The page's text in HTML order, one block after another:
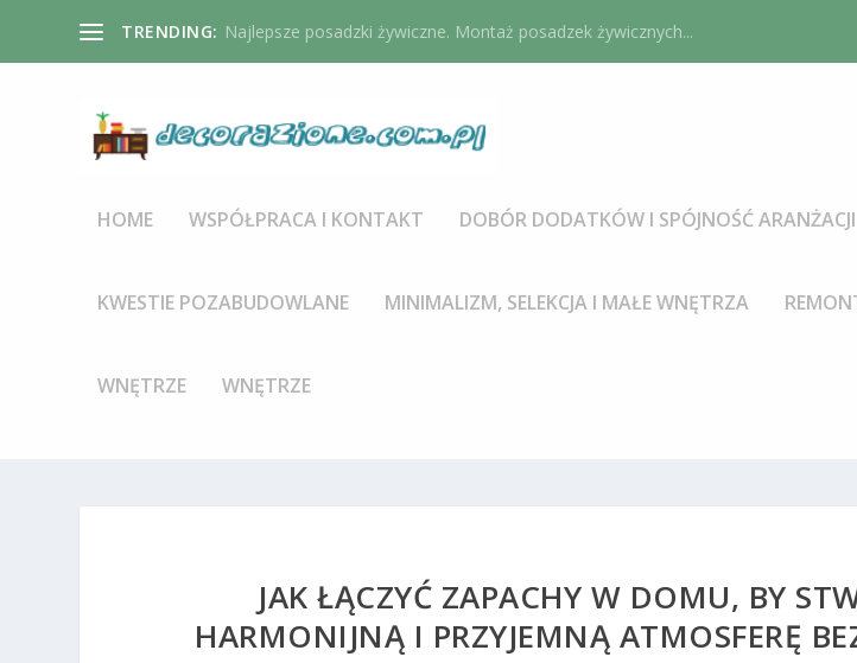
TRENDING: Najlepsze posadzki żywiczne. Montaż posadzek żywicznych...
HOME WSPÓŁPRACA I KONTAKT DOBÓR DODATKÓW I SPÓJNOŚĆ ARANŻACJI
KWESTIE POZABUDOWLANE MINIMALIZM, SELEKCJA I MAŁE WNĘTRZA
WNĘTRZE WNĘTRZE
JAK ŁĄCZYĆ ZAPACHY W DOMU, BY
HARMONIJNĄ I PRZYJEMNĄ ATMOSFERĘ